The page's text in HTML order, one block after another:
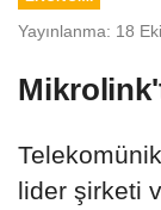
Yayınlanma: 18
lider şirketi